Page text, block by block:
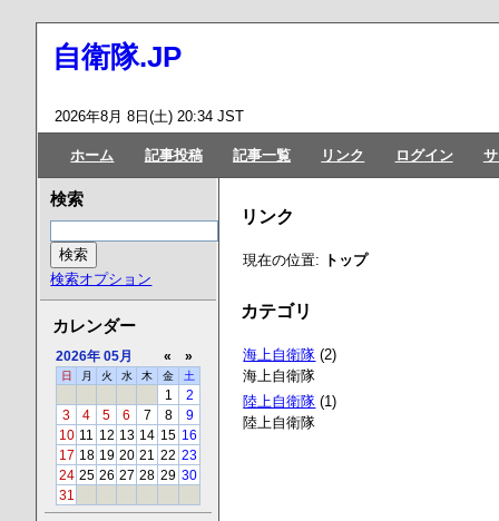
自衛隊.JP
2026年8月 8日(土) 20:34 JST
ホーム 記事投稿 記事一覧 リンク ログイン
リンク
現在の位置: トップ
カテゴリ
海上自衛隊 (2)
海上自衛隊
陸上自衛隊 (1)
陸上自衛隊
検索
検索オプション
カレンダー
2026年 05月 « »
日 月 火 水 木 金 土
1
2
3
4 5 6 7 8
9
10 11 12 13 14 15 16
17 18 19 20 21 22 23
24 25 26 27 28 29 30
31